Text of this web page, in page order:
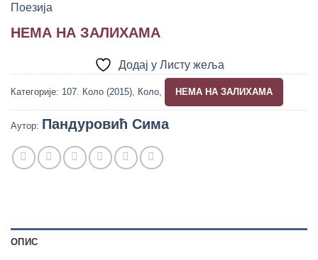
Поезија
НЕМА НА ЗАЛИХАМА
Додај у Листу жеља
Категорије: 107. Коло (2015) Коло НЕМА НА ЗАЛИХАМА
Аутор: Пандуровић Сима
ОПИС